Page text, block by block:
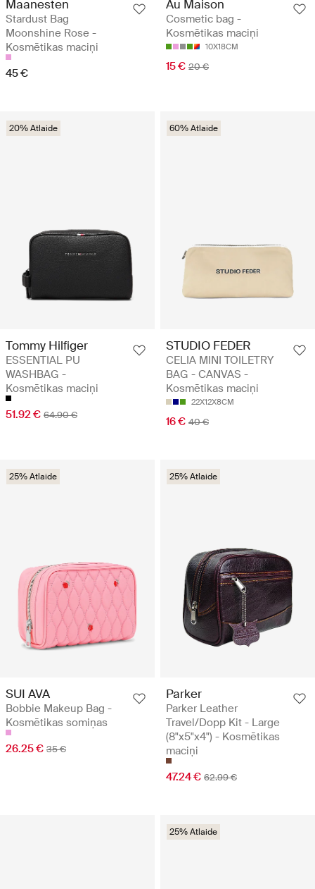
Maanesten
Stardust Bag
Moonshine Rose -
Kosmētikas maciņi
45 €
Au Maison
Cosmetic bag -
Kosmētikas maciņi
10X18CM
15 € 20 €
20% Atlaide
Tommy Hilfiger
ESSENTIAL PU
WASHBAG -
Kosmētikas maciņi
51.92 € 64.90 €
60% Atlaide
STUDIO FEDER
CELIA MINI TOILETRY
BAG - CANVAS -
Kosmētikas maciņi
22X12X8CM
16 € 40 €
25% Atlaide
SUI AVA
Bobbie Makeup Bag -
Kosmētikas somiņas
26.25 € 35 €
25% Atlaide
Parker
Parker Leather
Travel/Dopp Kit - Large
(8"x5"x4") - Kosmētikas
maciņi
47.24 € 62.99 €
25% Atlaide